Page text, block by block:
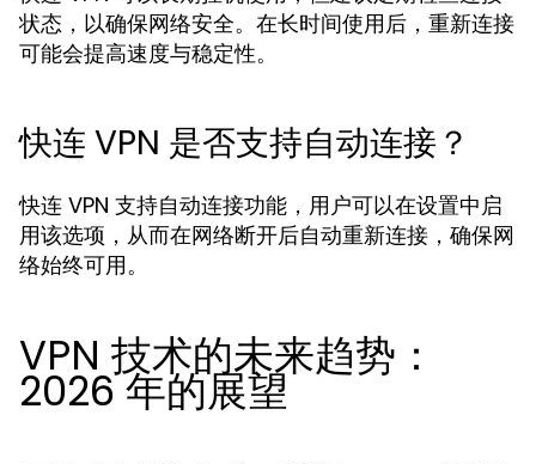
状态，以确保网络安全。在长时间使用后，重新连接
可能会提高速度与稳定性。
快连 VPN 是否支持自动连接？
快连 VPN 支持自动连接功能，用户可以在设置中启
用该选项，从而在网络断开后自动重新连接，确保网
络始终可用。
VPN 技术的未来趋势：
2026 年的展望